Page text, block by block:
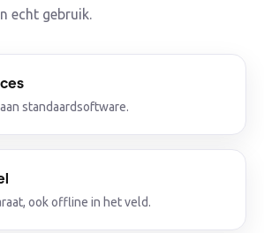
echt gebruik.
standaardsoftware.
ook offline in het veld.